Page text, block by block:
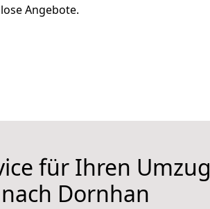
Angebote.
für Ihren Umzug
Dornhan